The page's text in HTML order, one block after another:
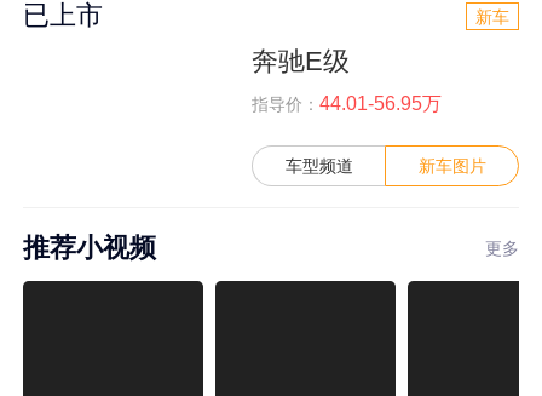
已上市 新车
奔驰E级
指导价： 44.01-56.95万
车型频道 新车图片
推荐小视频 更多